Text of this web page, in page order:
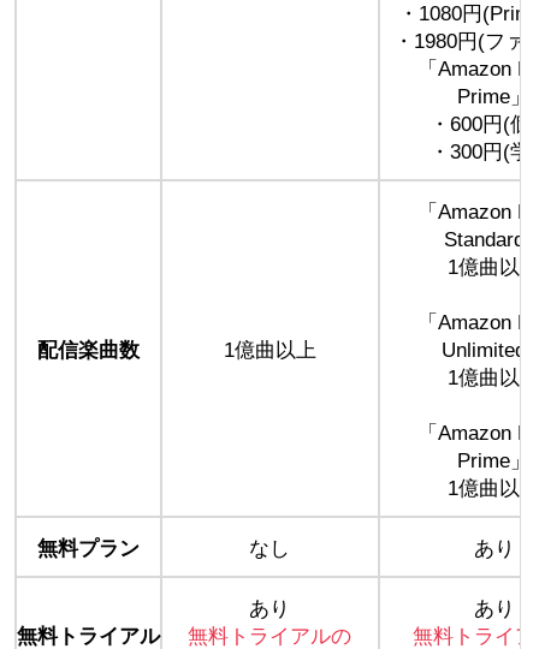
・1080円
・1980円(ファ
「Amazon
Prime」
・600円(個
・300円(学
配信楽曲数 1億曲以上
「Amazon
Standard
1億曲以
「Amazon
Unlimited
1億曲以
「Amazon
Prime」
1億曲以
無料プラン なし あり
無料トライアル
あり
無料トライアルの
あり
無料トライ